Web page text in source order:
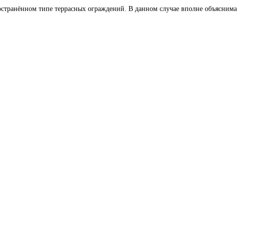
типе террасных ограждений. В данном случае вполне объяснима